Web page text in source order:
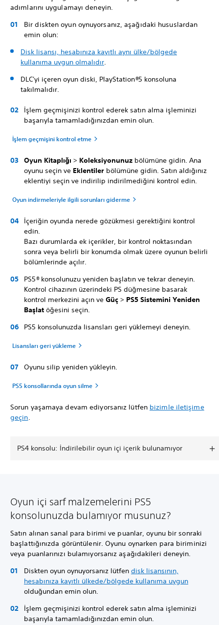
adımlarını uygulamayı deneyin.
Bir diskten oyun oynuyorsanız, aşağıdaki hususlardan
emin olun:
Disk lisansı, hesabınıza kayıtlı aynı ülke/bölgede
kullanıma uygun olmalıdır.
DLC'yi içeren oyun diski, PlayStation®5 konsoluna
takılmalıdır.
İşlem geçmişinizi kontrol ederek satın alma işleminizi
başarıyla tamamladığınızdan emin olun.
İşlem geçmişini kontrol etme
Oyun Kitaplığı > Koleksiyonunuz bölümüne gidin. Ana
oyunu seçin ve Eklentiler bölümüne gidin. Satın aldığınız
eklentiyi seçin ve indirilip indirilmediğini kontrol edin.
Oyun indirmeleriyle ilgili sorunları giderme
İçeriğin oyunda nerede gözükmesi gerektiğini kontrol
edin.
Bazı durumlarda ek içerikler, bir kontrol noktasından
sonra veya belirli bir konumda olmak üzere oyunun belirli
bölümlerinde açılır.
PS5®konsolunuzu yeniden başlatın ve tekrar deneyin.
Kontrol cihazının üzerindeki PS düğmesine basarak
kontrol merkezini açın ve Güç > PS5 Sistemini Yeniden
Başlat öğesini seçin.
PS5 konsolunuzda lisansları geri yüklemeyi deneyin.
Lisansları geri yükleme
Oyunu silip yeniden yükleyin.
PS5 konsollarında oyun silme
Sorun yaşamaya devam ediyorsanız lütfen bizimle iletişime
geçin.
PS4 konsolu: İndirilebilir oyun içi içerik bulunamıyor
Oyun içi sarf malzemelerini PS5
konsolunuzda bulamıyor musunuz?
Satın alınan sanal para birimi ve puanlar, oyunu bir sonraki
başlattığınızda görüntülenir. Oyunu oynarken para biriminizi
veya puanlarınızı bulamıyorsanız aşağıdakileri deneyin.
Diskten oyun oynuyorsanız lütfen disk lisansının,
hesabınıza kayıtlı ülkede/bölgede kullanıma uygun
olduğundan emin olun.
İşlem geçmişinizi kontrol ederek satın alma işleminizi
başarıyla tamamladığınızdan emin olun.